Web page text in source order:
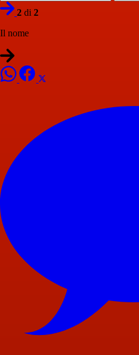
2 di 2
Il nome